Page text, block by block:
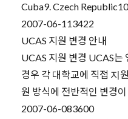
Cuba9. Czech
2007-06-113422
UCAS 지원 변경 안내
UCAS 지원 변경 UCAS
경우 각 대학교에 직접 지
원 방식에 전반적인 변경
2007-06-083600